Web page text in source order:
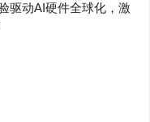
驱动AI硬件全球化，激